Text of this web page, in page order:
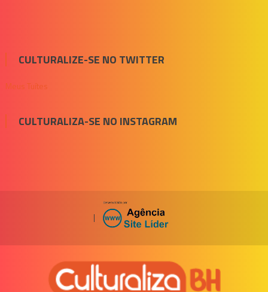
CULTURALIZE-SE NO TWITTER
Meus Tuítes
CULTURALIZA-SE NO INSTAGRAM
|